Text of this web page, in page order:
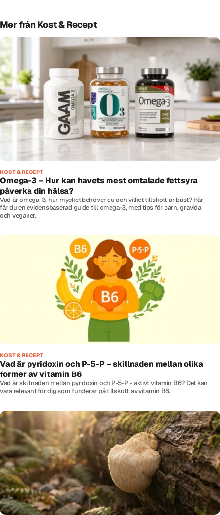
Mer från Kost & Recept
KOST & RECEPT
Omega-3 – Hur kan havets mest omtalade fettsyra
påverka din hälsa?
Vad är omega-3, hur mycket behöver du och vilket tillskott är bäst? Här
får du en evidensbaserad guide till omega-3, med tips för barn, gravida
och veganer.
KOST & RECEPT
Vad är pyridoxin och P-5-P – skillnaden mellan olika
former av vitamin B6
Vad är skillnaden mellan pyridoxin och P-5-P - aktivt vitamin B6? Det kan
vara relevant för dig som funderar på tillskott av vitamin B6.